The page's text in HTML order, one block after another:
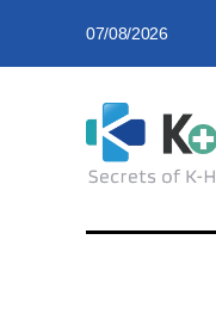
07/08/2026